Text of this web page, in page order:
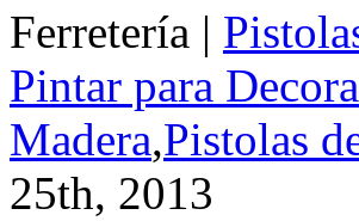
Ferretería |
Pintar para
Madera,Pistolas
25th, 2013